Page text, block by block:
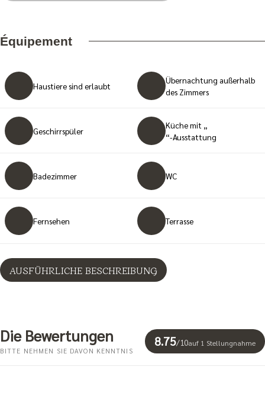
Équipement
Haustiere sind erlaubt
Übernachtung außerhalb
des Zimmers
Geschirrspüler
Küche mit „
“-Ausstattung
Badezimmer WC
Fernsehen Terrasse
AUSFÜHRLICHE BESCHREIBUNG
Die Bewertungen
BITTE NEHMEN SIE DAVON KENNTNIS
8.75/10auf 1 Stellungnahme